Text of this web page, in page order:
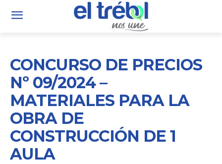
CONCURSO DE PRECIOS
Nº 09/2024 –
MATERIALES PARA LA
OBRA DE
CONSTRUCCIÓN DE 1
AULA